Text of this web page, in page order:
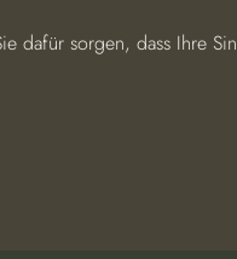
dafür sorgen, dass Ihre